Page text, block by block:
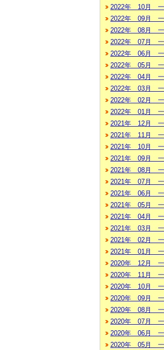
2022年 10月
2022年 09月
2022年 08月
2022年 07月
2022年 06月
2022年 05月
2022年 04月
2022年 03月
2022年 02月
2022年 01月
2021年 12月
2021年 11月
2021年 10月
2021年 09月
2021年 08月
2021年 07月
2021年 06月
2021年 05月
2021年 04月
2021年 03月
2021年 02月
2021年 01月
2020年 12月
2020年 11月
2020年 10月
2020年 09月
2020年 08月
2020年 07月
2020年 06月
2020年 05月